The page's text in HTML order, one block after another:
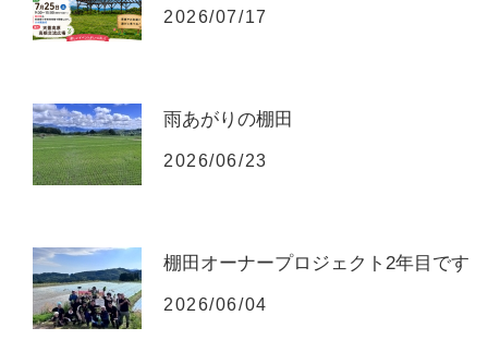
2026/07/17
雨あがりの棚田
2026/06/23
棚田オーナープロジェクト2年目です
2026/06/04